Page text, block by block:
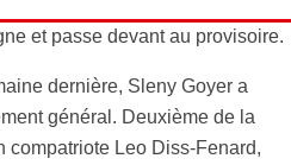
et passe devant au provisoire.
dernière, Sleny Goyer a
général. Deuxième de la
compatriote Leo Diss-Fenard,